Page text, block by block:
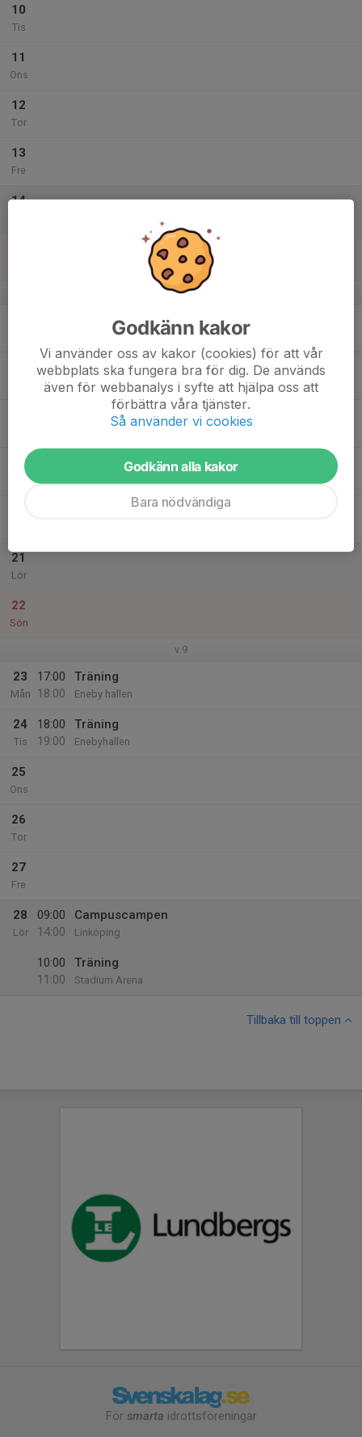
10
Tis
11
Ons
12
Tor
13
Fre
14
v.8
19
21
Lör
22
Sön
v.9
23
Mån
17:00
18:00
Träning
Eneby hallen
24
Tis
18:00
19:00
Träning
Enebyhallen
25
Ons
26
Tor
27
Fre
28
Lör
09:00
14:00
Campuscampen
Linköping
10:00
11:00
Träning
Stadium Arena
Tillbaka till toppen
För smarta idrottsföreningar
Godkänn kakor
Vi använder oss av kakor (cookies) för att vår
webbplats ska fungera bra för dig. De används
även för webbanalys i syfte att hjälpa oss att
förbättra våra tjänster.
Så använder vi cookies
Godkänn alla kakor
Bara nödvändiga